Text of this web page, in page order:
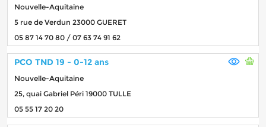
Nouvelle-Aquitaine
5 rue de Verdun 23000 GUERET
05 87 14 70 80 / 07 63 74 91 62
PCO TND 19 - 0-12 ans
Nouvelle-Aquitaine
25, quai Gabriel Péri 19000 TULLE
05 55 17 20 20